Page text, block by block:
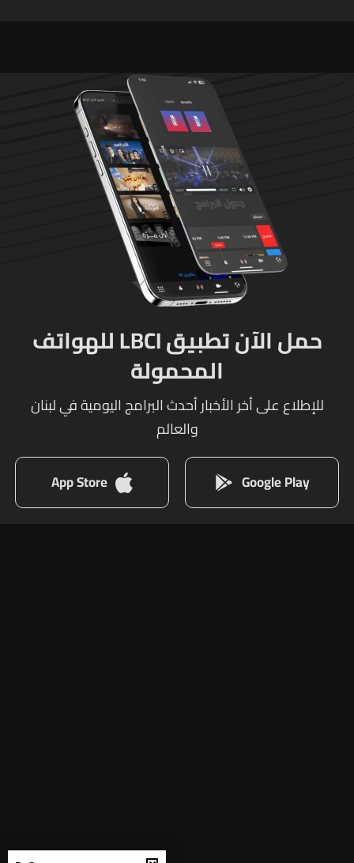
حمل الآن تطبيق LBCI للهواتف
المحمولة
للإطلاع على أخر الأخبار أحدث البرامج اليومية في لبنان
والعالم
Google Play
App Store